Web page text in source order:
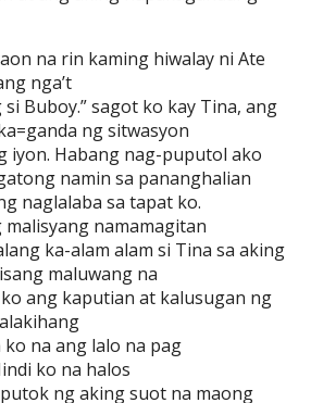
na rin kaming hiwalay ni Ate
nga’t
Buboy.” sagot ko kay Tina, ang
ng sitwasyon
iyon. Habang nag-puputol ako
namin sa pananghalian
naglalaba sa tapat ko.
malisyang namamagitan
ka-alam alam si Tina sa aking
maluwang na
ang kaputian at kalusugan ng
na ang lalo na pag
ko na halos
ng aking suot na maong